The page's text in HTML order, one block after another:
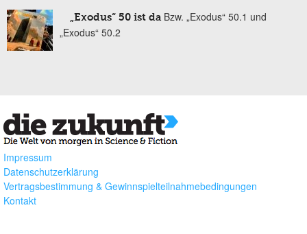
„Exodus“ 50 ist da Bzw. „Exodus“ 50.1 und
„Exodus“ 50.2
Impressum
Datenschutzerklärung
Vertragsbestimmung & Gewinnspielteilnahmebedingungen
Kontakt